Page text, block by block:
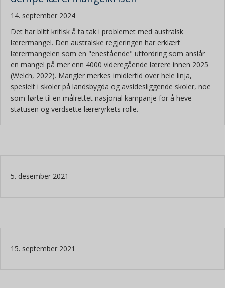
14. september 2024
Det har blitt kritisk å ta tak i problemet med australsk
lærermangel. Den australske regjeringen har erklært
lærermangelen som en "enestående" utfordring som anslår
en mangel på mer enn 4000 videregående lærere innen 2025
(Welch, 2022). Mangler merkes imidlertid over hele linja,
spesielt i skoler på landsbygda og avsidesliggende skoler, noe
som førte til en målrettet nasjonal kampanje for å heve
statusen og verdsette læreryrkets rolle.
5. desember 2021
15. september 2021